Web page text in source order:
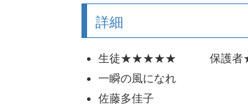
詳細
生徒★★★★★ 保護者
一瞬の風になれ
佐藤多佳子